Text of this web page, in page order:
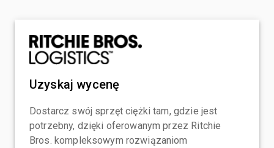
Uzyskaj wycenę
Dostarcz swój sprzęt ciężki tam, gdzie jest
potrzebny, dzięki oferowanym przez Ritchie
Bros. kompleksowym rozwiązaniom